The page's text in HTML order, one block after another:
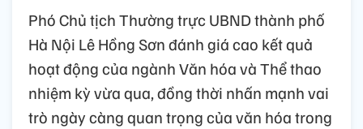
Phó Chủ tịch Thường trực UBND thành phố
Hà Nội Lê Hồng Sơn đánh giá cao kết quả
hoạt động của ngành Văn hóa và Thể thao
nhiệm kỳ vừa qua, đồng thời nhấn mạnh vai
trò ngày càng quan trọng của văn hóa trong